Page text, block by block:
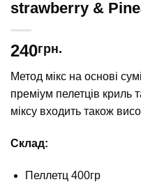
strawberry &
240грн.
Метод мікс на основі
преміум пелетців криль
міксу входить також
Склад:
Пеллетц 400гр